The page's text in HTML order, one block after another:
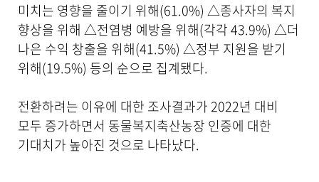
미치는 영향을 줄이기 위해(61.0%) △종사자의 복지
향상을 위해 △전염병 예방을 위해(각각 43.9%) △더
나은 수익 창출을 위해(41.5%) △정부 지원을 받기
위해(19.5%) 등의 순으로 집계됐다.
전환하려는 이유에 대한 조사결과가 2022년 대비
모두 증가하면서 동물복지축산농장 인증에 대한
기대치가 높아진 것으로 나타났다.